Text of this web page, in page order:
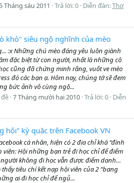
Tháng sáu 2011 Trả lời: 0 Diễn đàn:Thơ
khò" siêu ngộ nghĩnh của mèo
:x Những chú mèo đáng yêu luôn giành
đặc biệt từ con người, nhất là những cô
cũng đã chứng minh rằng, vuốt ve mèo
đó các bạn ạ. Hôm nay, chúng tớ sẽ đem
bức ảnh vô cùng ngộ...
7 Tháng mười hai 2010 Trả lời: 0 Diễn
hội” kỳ quặc trên Facebook VN
cá nhân, hiện có 2 địa chỉ khá “đình
viên: Hội những bạn trẻ đi học chỉ để điểm
không đi học vẫn được điểm danh…
tiêu chí kết nạp hội viên của 2 “bang
ai đi học chỉ để ngủ...